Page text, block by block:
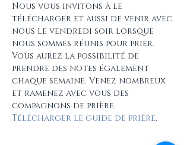
Nous vous invitons à le
télécharger et aussi de venir avec
nous le vendredi soir lorsque
nous sommes réunis pour prier.
Vous aurez la possibilité de
prendre des notes également
chaque semaine. Venez nombreux
et ramenez avec vous des
compagnons de prière.
Télécharger le guide de prière.